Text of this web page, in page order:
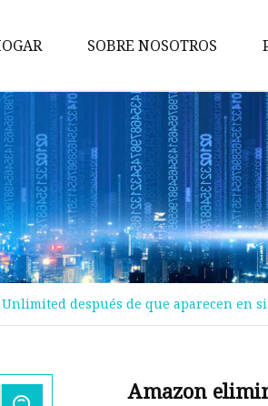
SOBRE NOSOTROS
después de que aparecen en
Amazon